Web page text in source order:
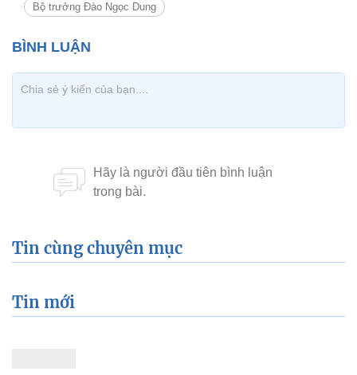
Bộ trưởng Đào Ngọc Dung
Tin cùng chuyên mục
Tin mới